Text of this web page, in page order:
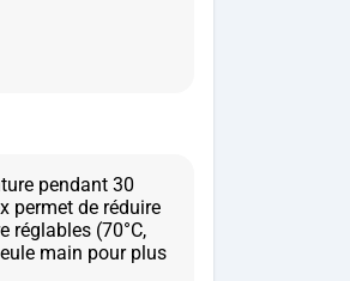
pendant 30
permet de réduire
réglables (70°C,
main pour plus